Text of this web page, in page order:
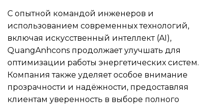
С опытной командой инженеров и
использованием современных технологий,
включая искусственный интеллект (AI),
QuangAnhcons продолжает улучшать для
оптимизации работы энергетических систем.
Компания также уделяет особое внимание
прозрачности и надёжности, предоставляя
клиентам уверенность в выборе полного